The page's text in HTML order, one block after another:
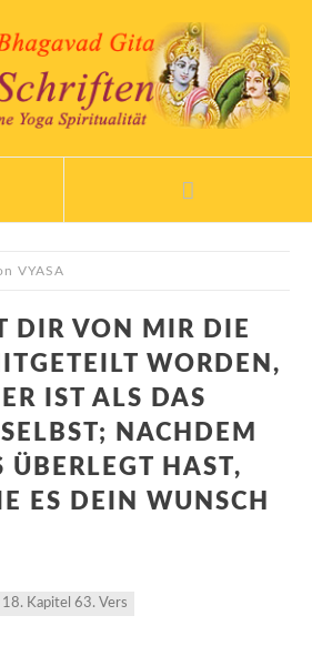
VYASA
DIR VON MIR DIE
WORDEN,
IST ALS DAS
NACHDEM
ÜBERLEGT HAST,
ES DEIN WUNSCH
18. Kapitel 63. Vers